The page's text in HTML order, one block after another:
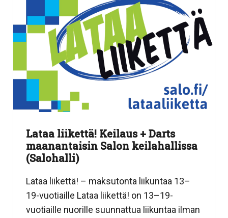
Lataa liikettä! Keilaus + Darts
maanantaisin Salon keilahallissa
(Salohalli)
Lataa liikettä! – maksutonta liikuntaa 13–
19-vuotiaille Lataa liikettä! on 13–19-
vuotiaille nuorille suunnattua liikuntaa ilman